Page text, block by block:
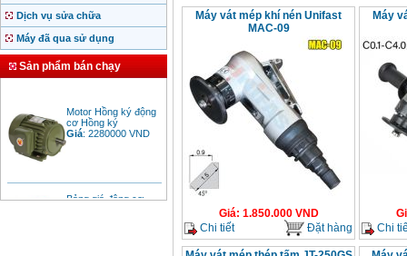
Dịch vụ sửa chữa
Máy đã qua sử dụng
Sản phẩm bán chạy
cơ Hồng ký
Giá:2280000
diesel đầu nổ diesel
Máy vát mép khí nén Unifast
MAC-09
Giá: 1.850.000VND
Chi tiết
Đặt hàng
Máy
Chi